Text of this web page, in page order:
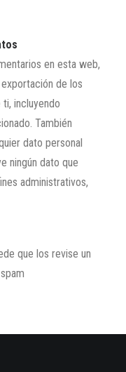
en esta web,
de los
incluyendo
También
dato personal
ningún dato que
administrativos,
que los revise un